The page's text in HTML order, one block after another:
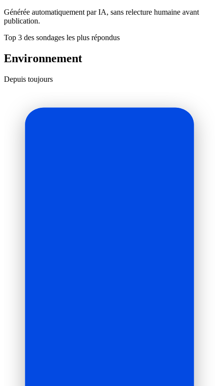
Générée automatiquement par IA, sans relecture humaine avant
publication.
Top 3 des sondages les plus répondus
Environnement
Depuis toujours